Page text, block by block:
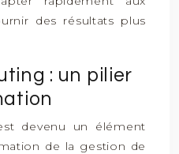
des résultats plus
: un pilier
devenu un élément
de la gestion de